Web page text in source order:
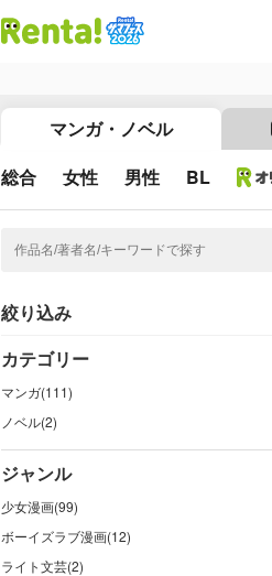
マンガ・ノベル
総合 女性 男性 BL
絞り込み
カテゴリー
マンガ(111)
ノベル(2)
ジャンル
少女漫画(99)
ボーイズラブ漫画(12)
ライト文芸(2)